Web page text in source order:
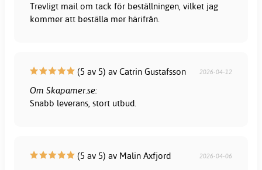
Trevligt mail om tack för beställningen, vilket jag
kommer att beställa mer härifrån.
(5 av 5) av Catrin Gustafsson 2026-04-12
Om Skapamer.se:
Snabb leverans, stort utbud.
(5 av 5) av Malin Axfjord 2026-04-06